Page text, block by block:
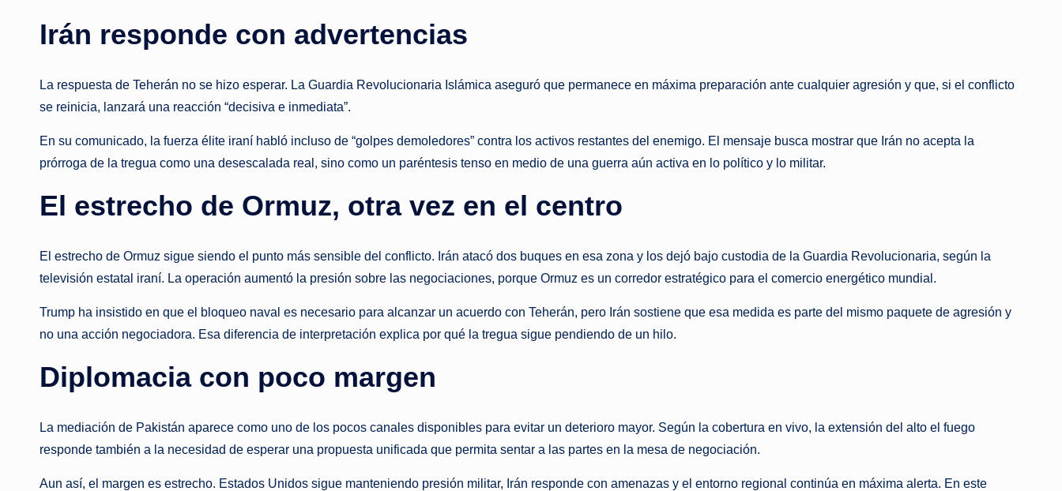
Irán responde con advertencias
La respuesta de Teherán no se hizo esperar. La Guardia Revolucionaria Islámica aseguró que permanece en máxima preparación ante cualquier agresión y que, si el conflicto
se reinicia, lanzará una reacción “decisiva e inmediata”.
En su comunicado, la fuerza élite iraní habló incluso de “golpes demoledores” contra los activos restantes del enemigo. El mensaje busca mostrar que Irán no acepta la
prórroga de la tregua como una desescalada real, sino como un paréntesis tenso en medio de una guerra aún activa en lo político y lo militar.
El estrecho de Ormuz, otra vez en el centro
El estrecho de Ormuz sigue siendo el punto más sensible del conflicto. Irán atacó dos buques en esa zona y los dejó bajo custodia de la Guardia Revolucionaria, según la
televisión estatal iraní. La operación aumentó la presión sobre las negociaciones, porque Ormuz es un corredor estratégico para el comercio energético mundial.
Trump ha insistido en que el bloqueo naval es necesario para alcanzar un acuerdo con Teherán, pero Irán sostiene que esa medida es parte del mismo paquete de agresión y
no una acción negociadora. Esa diferencia de interpretación explica por qué la tregua sigue pendiendo de un hilo.
Diplomacia con poco margen
La mediación de Pakistán aparece como uno de los pocos canales disponibles para evitar un deterioro mayor. Según la cobertura en vivo, la extensión del alto el fuego
responde también a la necesidad de esperar una propuesta unificada que permita sentar a las partes en la mesa de negociación.
Aun así, el margen es estrecho. Estados Unidos sigue manteniendo presión militar, Irán responde con amenazas y el entorno regional continúa en máxima alerta. En este